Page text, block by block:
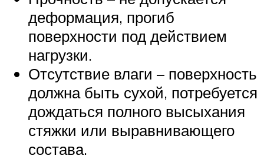
деформация, прогиб
поверхности под действием
нагрузки.
Отсутствие влаги – поверхность
должна быть сухой, потребуется
дождаться полного высыхания
стяжки или выравнивающего
состава.